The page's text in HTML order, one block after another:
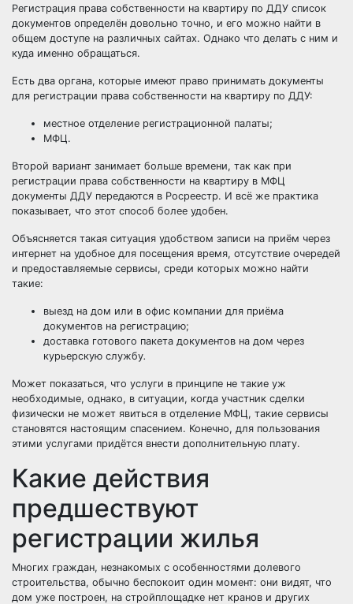
Регистрация права собственности на квартиру по ДДУ список
документов определён довольно точно, и его можно найти в
общем доступе на различных сайтах. Однако что делать с ним и
куда именно обращаться.
Есть два органа, которые имеют право принимать документы
для регистрации права собственности на квартиру по ДДУ:
местное отделение регистрационной палаты;
МФЦ.
Второй вариант занимает больше времени, так как при
регистрации права собственности на квартиру в МФЦ
документы ДДУ передаются в Росреестр. И всё же практика
показывает, что этот способ более удобен.
Объясняется такая ситуация удобством записи на приём через
интернет на удобное для посещения время, отсутствие очередей
и предоставляемые сервисы, среди которых можно найти
такие:
выезд на дом или в офис компании для приёма
документов на регистрацию;
доставка готового пакета документов на дом через
курьерскую службу.
Может показаться, что услуги в принципе не такие уж
необходимые, однако, в ситуации, когда участник сделки
физически не может явиться в отделение МФЦ, такие сервисы
становятся настоящим спасением. Конечно, для пользования
этими услугами придётся внести дополнительную плату.
Какие действия
предшествуют
регистрации жилья
Многих граждан, незнакомых с особенностями долевого
строительства, обычно беспокоит один момент: они видят, что
дом уже построен, на стройплощадке нет кранов и других